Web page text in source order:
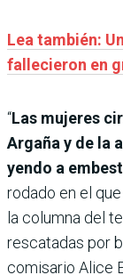
Lea también:
fallecieron en
“Las mujeres
Argaña y de la
yendo a
rodado en el
la columna del
rescatadas por
comisario Alice